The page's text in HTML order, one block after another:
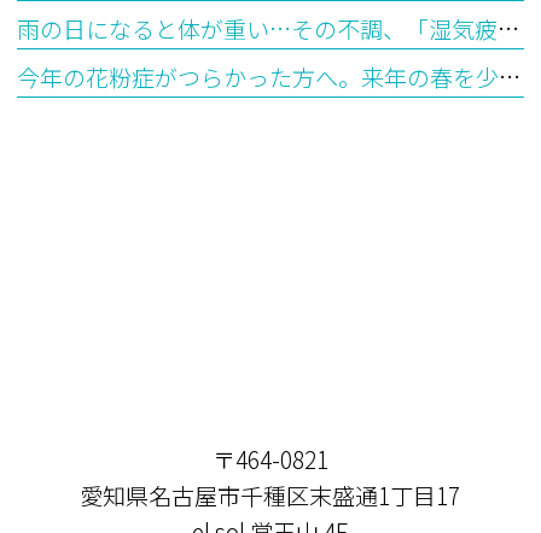
雨の日になると体が重い…その不調、「湿気疲れ」かもしれません ― 漢方で考える水滞（すいたい）とは
今年の花粉症がつらかった方へ。来年の春を少し楽にする「今から始めるシダキュア治療」
〒464-0821
愛知県名古屋市千種区末盛通1丁目17